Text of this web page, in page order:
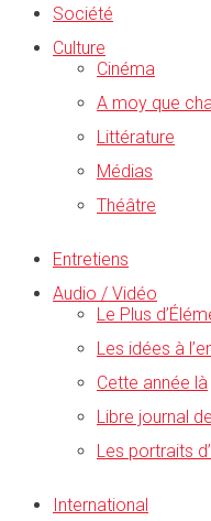
Société
Culture
Cinéma
A moy que
Littérature
Médias
Théâtre
Entretiens
Audio / Vidéo
Le Plus
Les idées à
Cette année là
Libre journal
Les portraits
International